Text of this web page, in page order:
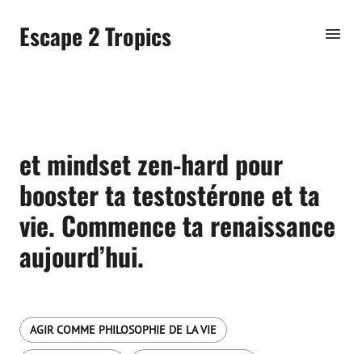
Escape 2 Tropics
et mindset zen-hard pour
booster ta testostérone et ta
vie. Commence ta renaissance
aujourd’hui.
AGIR COMME PHILOSOPHIE DE LA VIE